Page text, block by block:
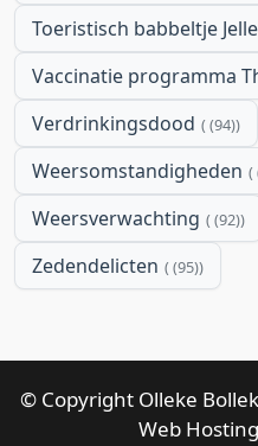
Toeristisch babbeltje
Vaccinatie programma
Verdrinkingsdood (94)
Weersomstandigheden
Weersverwachting (92)
Zedendelicten (95)
© Copyright Olleke
Web Hosting